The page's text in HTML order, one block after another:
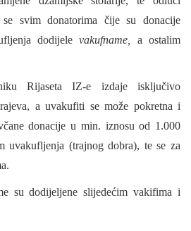
svim donatorima čije su donacije
dodijelevakufname, a ostalim
Rijaseta IZ-e izdaje isključivo
a uvakufiti se može pokretna i
donacije u min. iznosu od 1.000
uvakufljenja (trajnog dobra), te se za
su dodijeljene slijedećim vakifima i